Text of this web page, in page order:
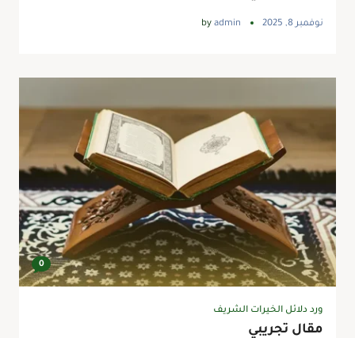
نوفمبر 8, 2025 by admin
0
ورد دلائل الخيرات الشريف
مقال تجريبي